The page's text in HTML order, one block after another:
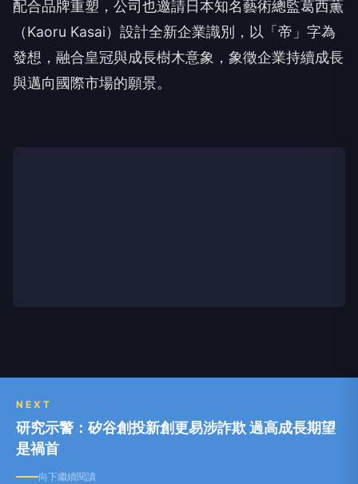
配合品牌重塑，公司也邀請日本知名藝術總監葛西薫
（Kaoru Kasai）設計全新企業識別，以「帝」字為
發想，融合皇冠與成長樹木意象，象徵企業持續成長
與邁向國際市場的願景。
NEXT
研究示警：矽谷創投新創更易涉詐欺 過高成長期望
是禍首
向下繼續閱讀